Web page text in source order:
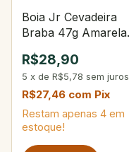
Boia Jr Cevadeira
Braba 47g Amarela
Corpo Preto
R$28,90
5 x de R$5,78 sem juros
R$27,46 com Pix
Restam apenas 4 em
estoque!